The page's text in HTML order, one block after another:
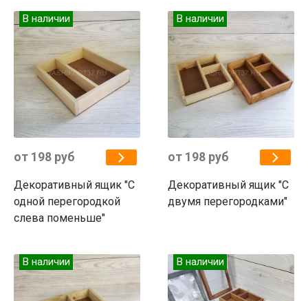
В наличии
от 198 руб
Декоративный ящик "С
одной перегородкой
слева поменьше"
В наличии
от 198 руб
Декоративный ящик "С
двумя перегородками"
В наличии В наличии